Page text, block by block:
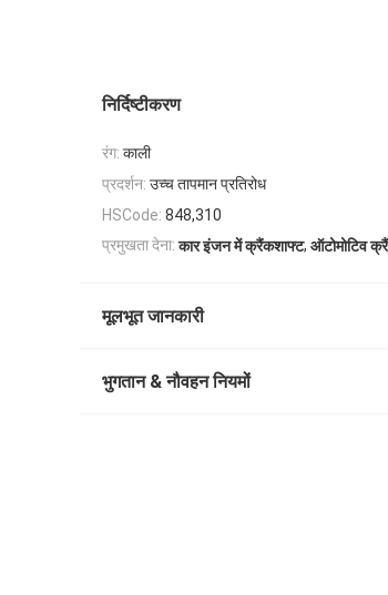
निर्दिष्टीकरण
रंग: काली
प्रदर्शन: उच्च तापमान प्रतिरोध
HSCode: 848,310
प्रमुखता देना: कार इंजन में क्रैंकशाफ्ट, ऑटोमोटिव
मूलभूत जानकारी
भुगतान & नौवहन नियमों